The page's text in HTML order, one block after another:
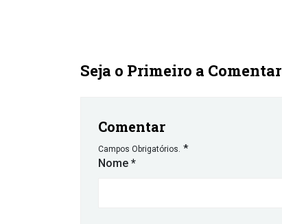
Seja o Primeiro a Comentar
Comentar
Campos Obrigatórios. *
Nome *